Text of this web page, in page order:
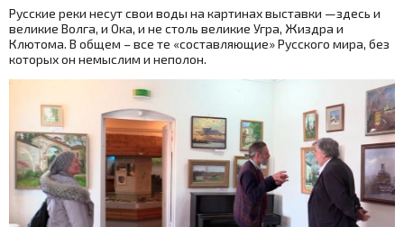
Русские реки несут свои воды на картинах выставки —здесь и
великие Волга, и Ока, и не столь великие Угра, Жиздра и
Клютома. В общем – все те «составляющие» Русского мира, без
которых он немыслим и неполон.